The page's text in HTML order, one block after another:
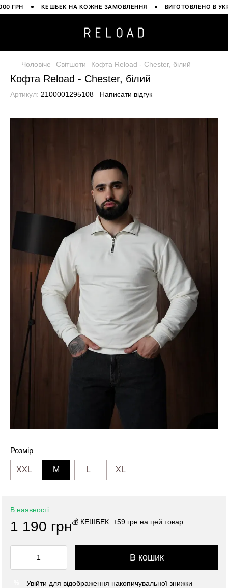
КЕШБЕК НА КОЖНЕ ЗАМОВЛЕННЯ ВИГОТОВЛЕНО В
Чоловіче Світшоти Кофта Reload - Chester, білий
Кофта Reload - Chester, білий
Артикул: 2100001295108 Написати відгук
Розмір
XXL M L XL
В наявності
1 190 грн💰 КЕШБЕК: +59 грн на цей товар
В кошик
Увійти для відображення накопичувальної знижки